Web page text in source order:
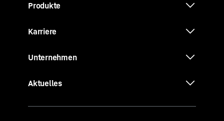
Produkte
Karriere
Unternehmen
Aktuelles